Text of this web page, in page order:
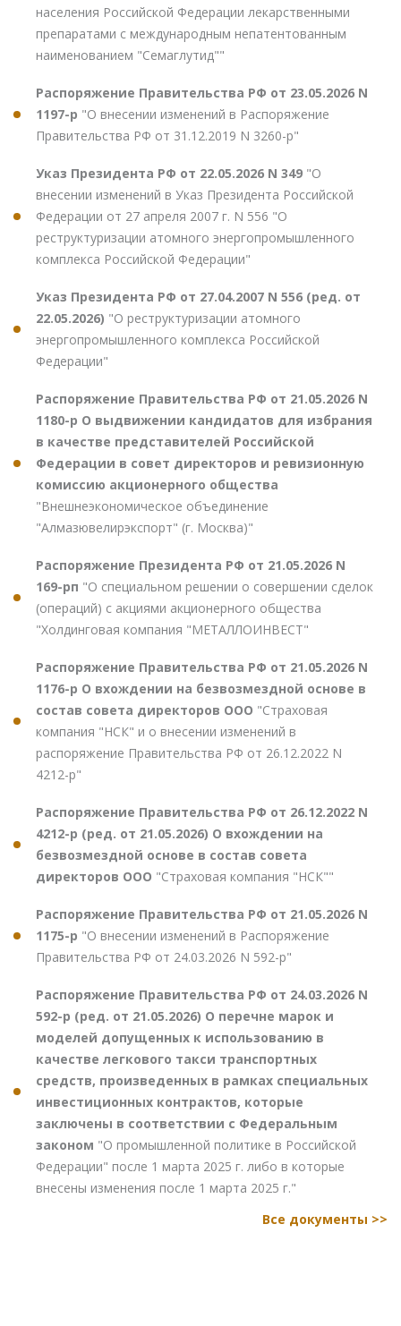
населения Российской Федерации лекарственными
препаратами с международным непатентованным
наименованием "Семаглутид""
Распоряжение Правительства РФ от 23.05.2026 N
1197-р "О внесении изменений в Распоряжение
Правительства РФ от 31.12.2019 N 3260-р"
Указ Президента РФ от 22.05.2026 N 349 "О
внесении изменений в Указ Президента Российской
Федерации от 27 апреля 2007 г. N 556 "О
реструктуризации атомного энергопромышленного
комплекса Российской Федерации"
Указ Президента РФ от 27.04.2007 N 556 (ред. от
22.05.2026) "О реструктуризации атомного
энергопромышленного комплекса Российской
Федерации"
Распоряжение Правительства РФ от 21.05.2026 N
1180-р О выдвижении кандидатов для избрания
в качестве представителей Российской
Федерации в совет директоров и ревизионную
комиссию акционерного общества
"Внешнеэкономическое объединение
"Алмазювелирэкспорт" (г. Москва)"
Распоряжение Президента РФ от 21.05.2026 N
169-рп "О специальном решении о совершении сделок
(операций) с акциями акционерного общества
"Холдинговая компания "МЕТАЛЛОИНВЕСТ"
Распоряжение Правительства РФ от 21.05.2026 N
1176-р О вхождении на безвозмездной основе в
состав совета директоров ООО "Страховая
компания "НСК" и о внесении изменений в
распоряжение Правительства РФ от 26.12.2022 N
4212-р"
Распоряжение Правительства РФ от 26.12.2022 N
4212-р (ред. от 21.05.2026) О вхождении на
безвозмездной основе в состав совета
директоров ООО "Страховая компания "НСК""
Распоряжение Правительства РФ от 21.05.2026 N
1175-р "О внесении изменений в Распоряжение
Правительства РФ от 24.03.2026 N 592-р"
Распоряжение Правительства РФ от 24.03.2026 N
592-р (ред. от 21.05.2026) О перечне марок и
моделей допущенных к использованию в
качестве легкового такси транспортных
средств, произведенных в рамках специальных
инвестиционных контрактов, которые
заключены в соответствии с Федеральным
законом "О промышленной политике в Российской
Федерации" после 1 марта 2025 г. либо в которые
внесены изменения после 1 марта 2025 г."
Все документы >>